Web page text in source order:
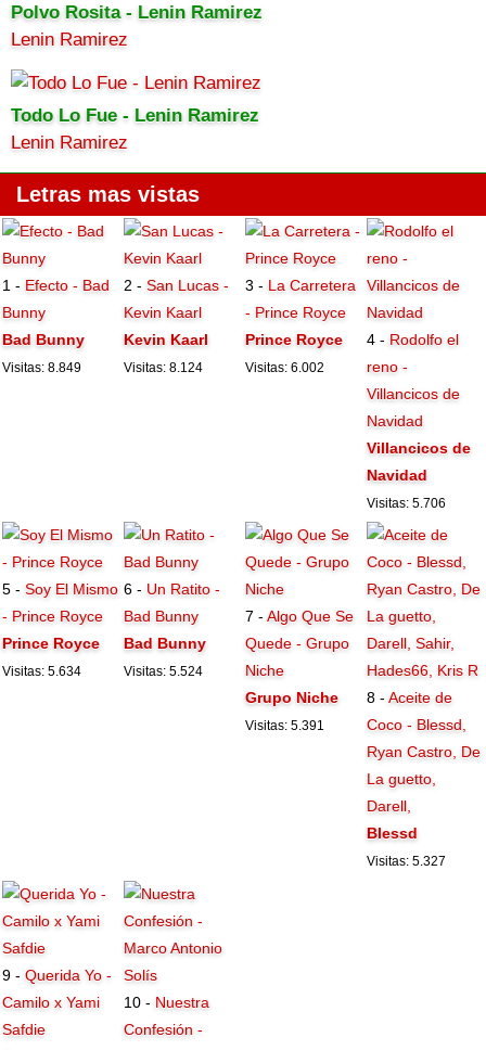
Polvo Rosita - Lenin Ramirez
Lenin Ramirez
Todo Lo Fue - Lenin Ramirez
Lenin Ramirez
Letras mas vistas
1 - Efecto - Bad
Bunny
Bad Bunny
Visitas: 8.849
2 -San Lucas -
Kevin Kaarl
Kevin Kaarl
Visitas: 8.124
3 - La Carretera
- Prince Royce
Prince Royce
Visitas: 6.002
4 - Rodolfo el
reno -
Villancicos de
Navidad
Villancicos de
Navidad
Visitas: 5.706
5 -Soy El Mismo
- Prince Royce
Prince Royce
Visitas: 5.634
6 - Un Ratito -
Bad Bunny
Bad Bunny
Visitas: 5.524
7 -Algo Que Se
Quede - Grupo
Niche
Grupo Niche
Visitas: 5.391
8 -Aceite de
Coco - Blessd,
Ryan Castro, De
La guetto,
Darell,
Blessd
Visitas: 5.327
9 -Querida Yo -
Camilo x Yami
Safdie
10 - Nuestra
Confesión -